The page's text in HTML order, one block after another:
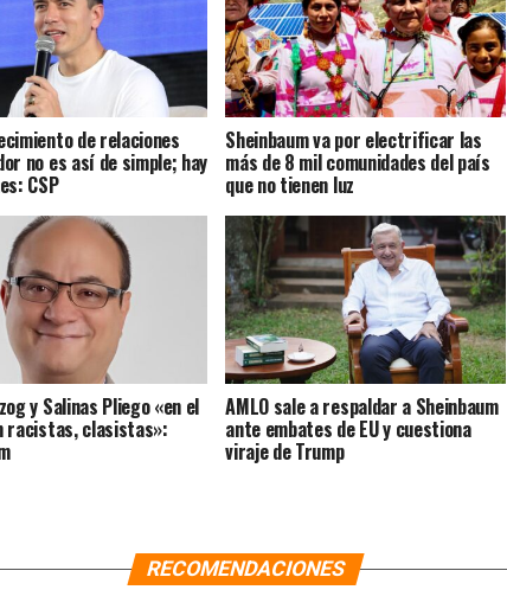
de relaciones
no es así de simple; hay
CSP
Sheinbaum va por electrificar las
más de 8 mil comunidades del país
que no tienen luz
y Salinas Pliego «en el
racistas, clasistas»:
AMLO sale a respaldar a Sheinbaum
ante embates de EU y cuestiona
viraje de Trump
RECOMENDACIONES